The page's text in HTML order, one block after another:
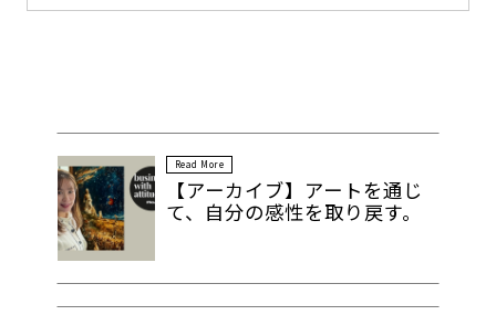
Read More
【アーカイブ】アートを通じ
て、自分の感性を取り戻す。